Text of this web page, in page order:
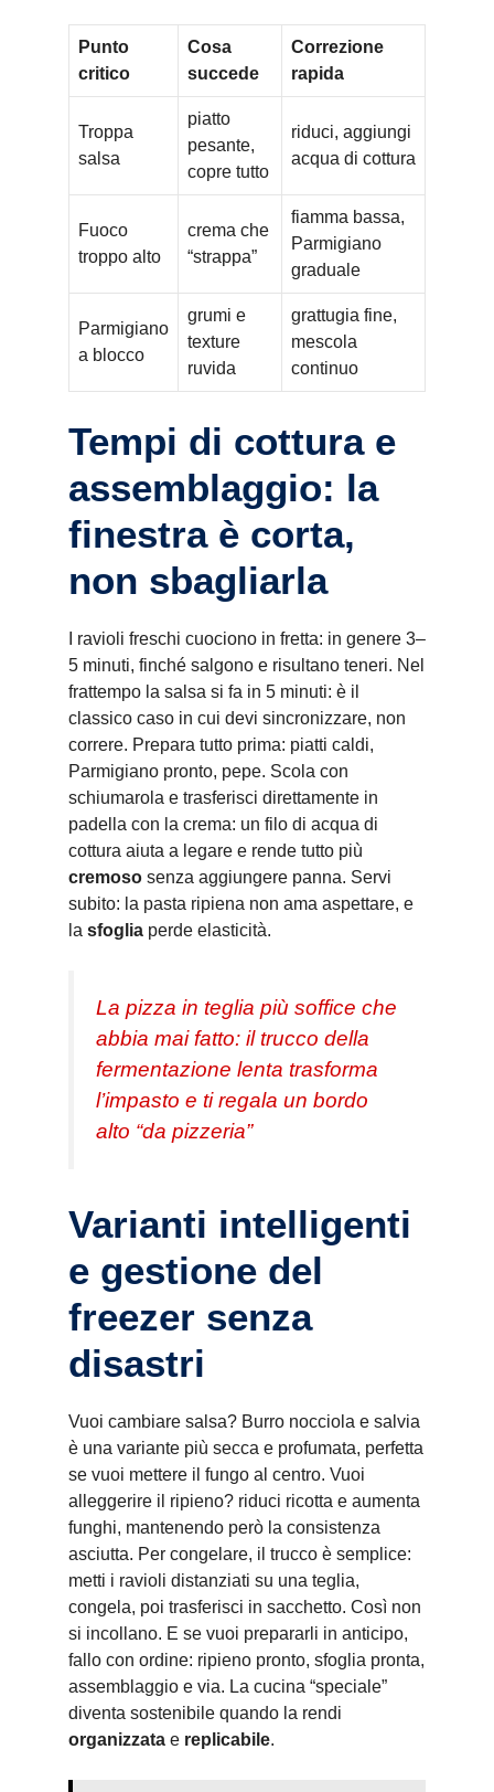
Punto
critico
Cosa
succede
Correzione
rapida
Troppa
salsa
piatto
pesante,
copre tutto
riduci, aggiungi
acqua di cottura
Fuoco
troppo alto
crema che
“strappa”
fiamma bassa,
Parmigiano
graduale
Parmigiano
a blocco
grumi e
texture
ruvida
grattugia fine,
mescola
continuo
Tempi di cottura e
assemblaggio: la
finestra è corta,
non sbagliarla
I ravioli freschi cuociono in fretta: in genere 3–
5 minuti, finché salgono e risultano teneri. Nel
frattempo la salsa si fa in 5 minuti: è il
classico caso in cui devi sincronizzare, non
correre. Prepara tutto prima: piatti caldi,
Parmigiano pronto, pepe. Scola con
schiumarola e trasferisci direttamente in
padella con la crema: un filo di acqua di
cottura aiuta a legare e rende tutto più
cremoso senza aggiungere panna. Servi
subito: la pasta ripiena non ama aspettare, e
la sfoglia perde elasticità.
La pizza in teglia più soffice che
abbia mai fatto: il trucco della
fermentazione lenta trasforma
l’impasto e ti regala un bordo
alto “da pizzeria”
Varianti intelligenti
e gestione del
freezer senza
disastri
Vuoi cambiare salsa? Burro nocciola e salvia
è una variante più secca e profumata, perfetta
se vuoi mettere il fungo al centro. Vuoi
alleggerire il ripieno? riduci ricotta e aumenta
funghi, mantenendo però la consistenza
asciutta. Per congelare, il trucco è semplice:
metti i ravioli distanziati su una teglia,
congela, poi trasferisci in sacchetto. Così non
si incollano. E se vuoi prepararli in anticipo,
fallo con ordine: ripieno pronto, sfoglia pronta,
assemblaggio e via. La cucina “speciale”
diventa sostenibile quando la rendi
organizzata e replicabile.